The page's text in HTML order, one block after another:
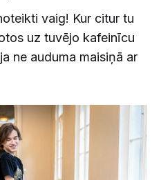
vaig! Kur citur tu
uz tuvējo kafeinīcu
ne auduma maisiņā ar